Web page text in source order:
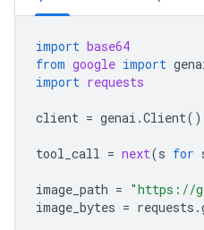
import base64
from google import
import requests
client = genai .Client()
tool_call = next(s for
image_path = "https://
image_bytes = requests .